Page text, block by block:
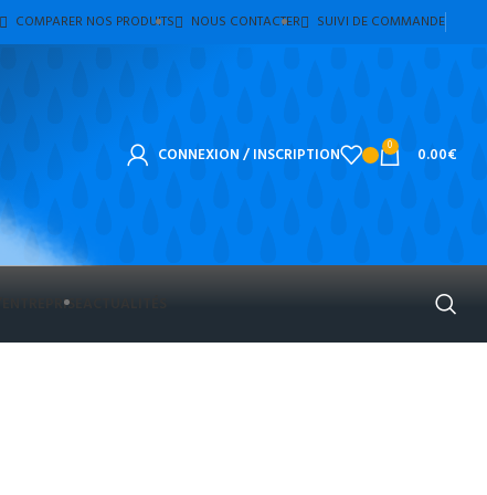
COMPARER NOS PRODUITS NOUS CONTACTER SUIVI DE COMMANDE
CONNEXION / INSCRIPTION 0 0.00€
L’ENTREPRISE